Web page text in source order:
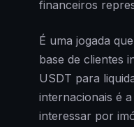
financeiros
É uma jogada
base de clientes
USDT para
internacionais é
interessar por